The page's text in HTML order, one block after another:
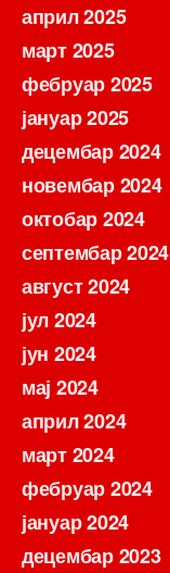
април 2025
март 2025
фебруар 2025
јануар 2025
децембар 2024
новембар 2024
октобар 2024
септембар 2024
август 2024
јул 2024
јун 2024
мај 2024
април 2024
март 2024
фебруар 2024
јануар 2024
децембар 2023